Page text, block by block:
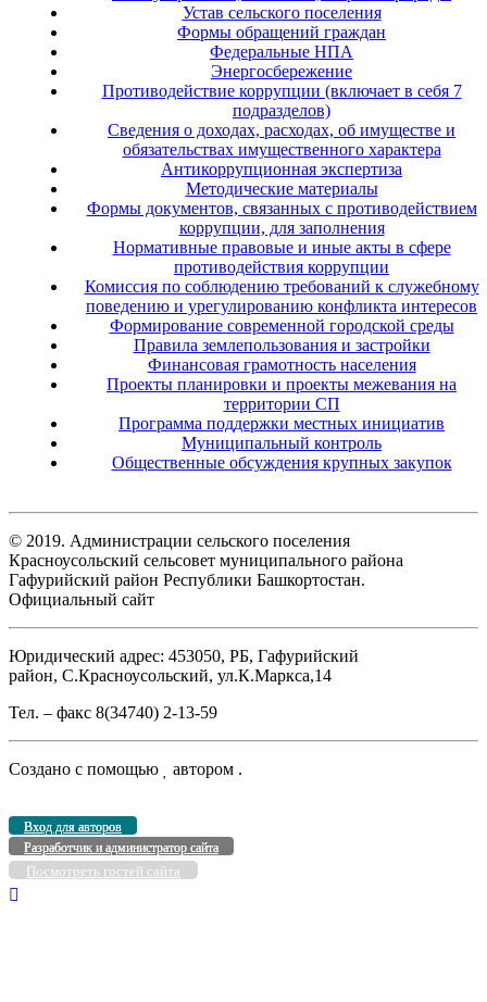
Устав сельского поселения
Формы обращений граждан
Федеральные НПА
Энергосбережение
Противодействие коррупции (включает в себя 7
подразделов)
Сведения о доходах, расходах, об имуществе и
обязательствах имущественного характера
Антикоррупционная экспертиза
Методические материалы
Формы документов, связанных с противодействием
коррупции, для заполнения
Нормативные правовые и иные акты в сфере
противодействия коррупции
Комиссия по соблюдению требований к служебному
поведению и урегулированию конфликта интересов
Формирование современной городской среды
Правила землепользования и застройки
Финансовая грамотность населения
Проекты планировки и проекты межевания на
территории СП
Программа поддержки местных инициатив
Муниципальный контроль
Общественные обсуждения крупных закупок
© 2019. Администрации сельского поселения
Красноусольский сельсовет муниципального района
Гафурийский район Республики Башкортостан.
Официальный сайт
Юридический адрес: 453050, РБ, Гафурийский
район, С.Красноусольский, ул.К.Маркса,14
Тел. – факс 8(34740) 2-13-59
Создано с помощью автором .
Вход для авторов
Разработчик и администратор сайта
Посмотреть гостей сайта